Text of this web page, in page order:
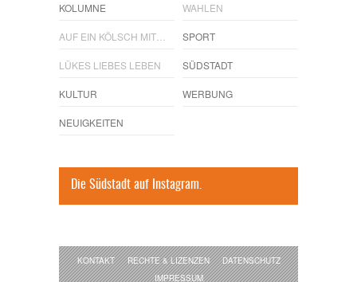
KOLUMNE
AUF EIN KÖLSCH MIT…
LÜKES LIEBES LEBEN
KULTUR
NEUIGKEITEN
WAHLEN
SPORT
SÜDSTADT
WERBUNG
Die Südstadt auf Instagram.
KONTAKT RECHTE & LIZENZEN
DATENSCHUTZ
IMPRESSUM